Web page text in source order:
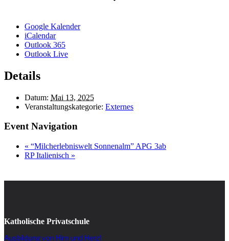
Google Kalender
iCalendar
Outlook 365
Outlook Live
Details
Datum: Mai 13, 2025
Veranstaltungskategorie: Externes
Event Navigation
« “Milcherlebniswelt Sonnenalm” APG 3ab
RP Italienisch »
Katholische Privatschule
Ausbildung von Hirn und Herz!